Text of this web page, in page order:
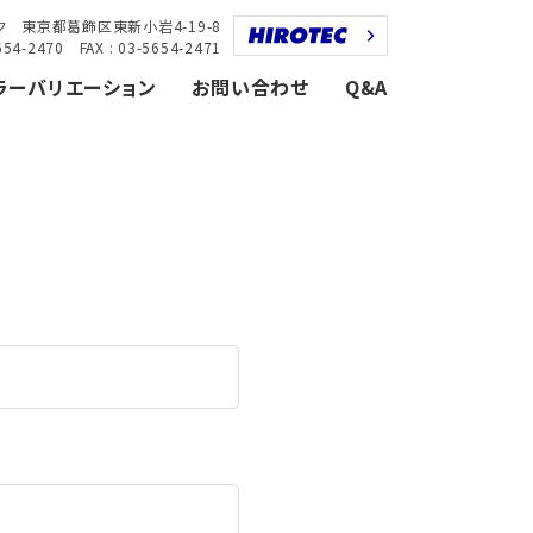
東京都葛飾区東新小岩4-19-8
2470 FAX : 03-5654-2471
ーバリエーション お問い合わせ Q&A